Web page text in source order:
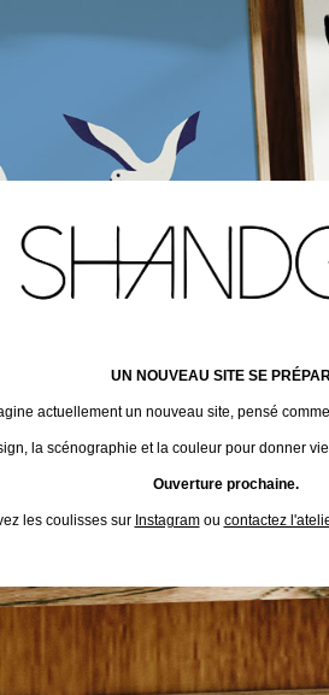
UN NOUVEAU SITE SE
actuellement un nouveau site, pensé
la scénographie et la couleur pour donner
Ouverture prochaine.
les coulisses sur Instagramou contactez